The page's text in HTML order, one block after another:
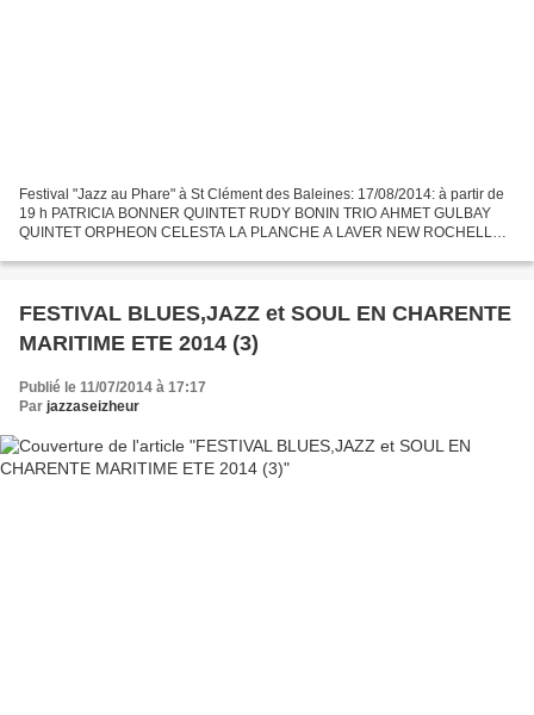
Festival "Jazz au Phare" à St Clément des Baleines: 17/08/2014: à partir de
19 h PATRICIA BONNER QUINTET RUDY BONIN TRIO AHMET GULBAY
QUINTET ORPHEON CELESTA LA PLANCHE A LAVER NEW ROCHELLE
KAY EARTH,...
FESTIVAL BLUES,JAZZ et SOUL EN CHARENTE
MARITIME ETE 2014 (3)
Publié le 11/07/2014 à 17:17
Par jazzaseizheur